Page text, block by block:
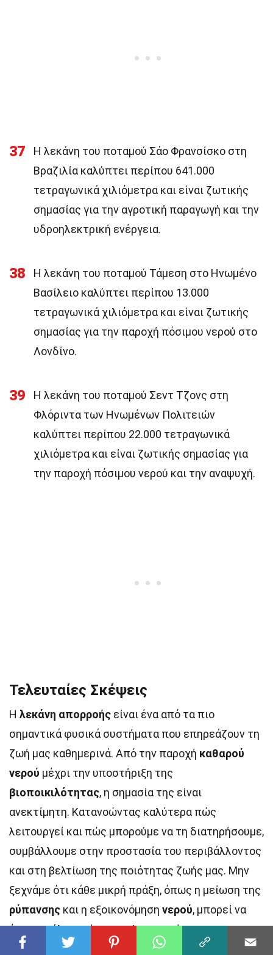
37
Η λεκάνη του ποταμού Σάο Φρανσίσκο στη
Βραζιλία καλύπτει περίπου 641.000
τετραγωνικά χιλιόμετρα και είναι ζωτικής
σημασίας για την αγροτική παραγωγή και την
υδροηλεκτρική ενέργεια.
38
Η λεκάνη του ποταμού Τάμεση στο Ηνωμένο
Βασίλειο καλύπτει περίπου 13.000
τετραγωνικά χιλιόμετρα και είναι ζωτικής
σημασίας για την παροχή πόσιμου νερού στο
Λονδίνο.
39
Η λεκάνη του ποταμού Σεντ Τζονς στη
Φλόριντα των Ηνωμένων Πολιτειών
καλύπτει περίπου 22.000 τετραγωνικά
χιλιόμετρα και είναι ζωτικής σημασίας για
την παροχή πόσιμου νερού και την αναψυχή.
Τελευταίες Σκέψεις
Η λεκάνη απορροής είναι ένα από τα πιο
σημαντικά φυσικά συστήματα που επηρεάζουν τη
ζωή μας καθημερινά. Από την παροχή καθαρού
νερού μέχρι την υποστήριξη της
βιοποικιλότητας, η σημασία της είναι
ανεκτίμητη. Κατανοώντας καλύτερα πώς
λειτουργεί και πώς μπορούμε να τη διατηρήσουμε,
συμβάλλουμε στην προστασία του περιβάλλοντος
και στη βελτίωση της ποιότητας ζωής μας. Μην
ξεχνάμε ότι κάθε μικρή πράξη, όπως η μείωση της
ρύπανσης και η εξοικονόμηση νερού, μπορεί να
έχει μεγάλο αντίκτυπο. Ας συνεχίσουμε να
μαθαίνουμε και να δρούμε υπεύθυνα για να